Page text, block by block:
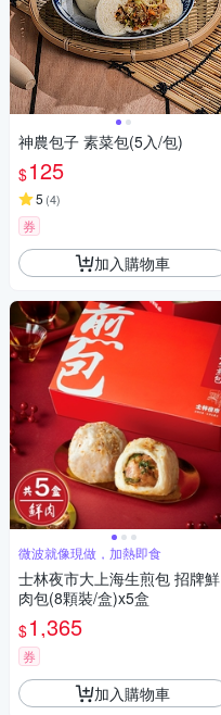
神農包子 素菜包(5入/包)
$125
5 (4)
券
加入購物車
微波就像現做，加熱即食
士林夜市大上海生煎包 招牌鮮
肉包(8顆裝/盒)x5盒
$1,365
券
加入購物車